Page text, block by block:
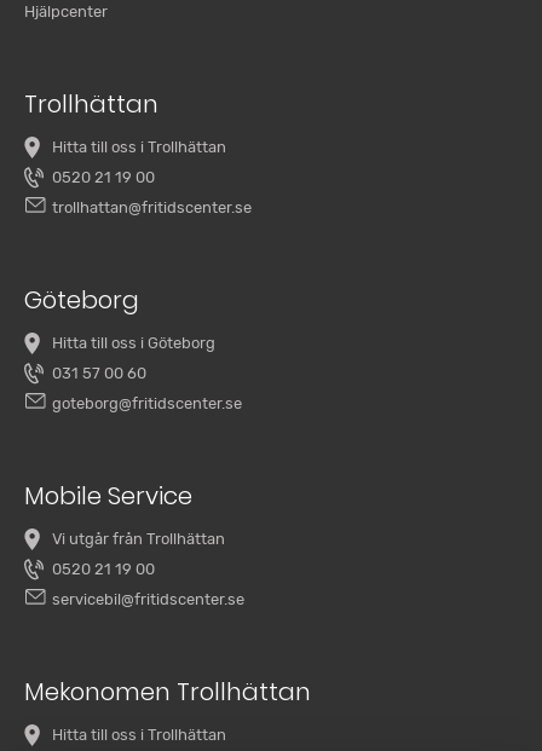
Hjälpcenter
Trollhättan
Hitta till oss i Trollhättan
0520 21 19 00
trollhattan@fritidscenter.se
Göteborg
Hitta till oss i Göteborg
031 57 00 60
goteborg@fritidscenter.se
Mobile Service
Vi utgår från Trollhättan
0520 21 19 00
servicebil@fritidscenter.se
Mekonomen Trollhättan
Hitta till oss i Trollhättan